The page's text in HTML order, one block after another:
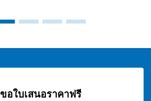
ขอใบเสนอราคาฟรี